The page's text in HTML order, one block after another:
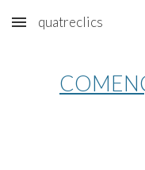
Skip to main content
quatreclics